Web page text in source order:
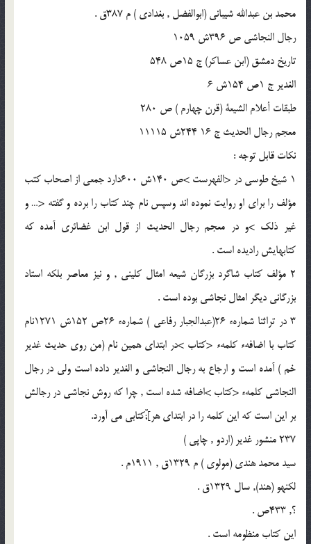
محمد بن عبدالله شيبانى (ابوالفضل , بغدادى ) م 387ق .
رجال النجاشى ص 396ش 1059
تاريخ دمشق (ابن عساكر) ج 15ص 548
الغدير ج 1ص 154ش 6
طبقات أعلام الشيعة (قرن چهارم ) ص 280
معجم رجال الحديث ج 16 244ش 11115
نكات قابل توجه :
1 شيخ طوسى در <الفهرست >ص 140ش 600دارد جمعى از اصحاب كتب
مؤلف را براى او روايت نموده اند وسپس نام چند كتاب را برده و گفته <… و
غير ذلك >و در معجم رجال الحديث از قول ابن غضائرى آمده كه
كتابهايش راديده است .
2 مؤلف كتاب شاگرد بزرگان شيعه امثال كلينى , و نيز معاصر بلكه استاد
بزرگانى ديگر امثال نجاشى بوده است .
3 در تراثنا شمارهء 26(عبدالجبار رفاعى ) شمارهء 26ص 152ش 1271نام
كتاب با اضافهء كلمهء <كتاب >در ابتداى همين نام (من روى حديث غدير
خم ) آمده است و ارجاع به رجال النجاشى و الغدير داده است ولى در رجال
النجاشى كلمهء <كتاب >اضافه شده است , چرا كه روش نجاشى در رجالش
بر اين است كه اين كلمه را در ابتداى هر];ّّكتابى مى آورد.
237 منشور غدير (اردو , چاپى )
سيد محمد هندى (مولوى ) م 1329ق , 1911م .
لكنهو (هند), سال 1329ق .
؟, 433ص .
اين كتاب منظومه است .